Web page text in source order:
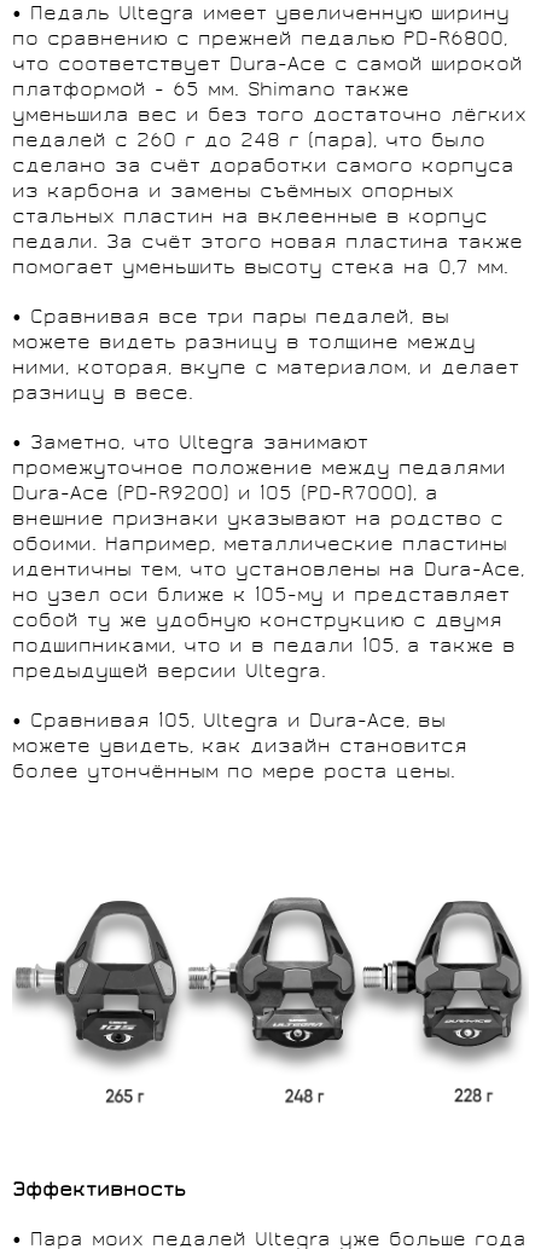
• Педаль Ultegra имеет увеличенную ширину
по сравнению с прежней педалью PD-R6800,
что соответствует Dura-Ace с самой широкой
платформой - 65 мм. Shimano также
уменьшила вес и без того достаточно лёгких
педалей с 260 г до 248 г (пара), что было
сделано за счёт доработки самого корпуса
из карбона и замены съёмных опорных
стальных пластин на вклеенные в корпус
педали. За счёт этого новая пластина также
помогает уменьшить высоту стека на 0,7 мм.
• Сравнивая все три пары педалей, вы
можете видеть разницу в толщине между
ними, которая, вкупе с материалом, и делает
разницу в весе.
• Заметно, что Ultegra занимают
промежуточное положение между педалями
Dura-Ace (PD-R9200) и 105 (PD-R7000), а
внешние признаки указывают на родство с
обоими. Например, металлические пластины
идентичны тем, что установлены на Dura-Ace,
но узел оси ближе к 105-му и представляет
собой ту же удобную конструкцию с двумя
подшипниками, что и в педали 105, а также в
предыдущей версии Ultegra.
• Сравнивая 105, Ultegra и Dura-Ace, вы
можете увидеть, как дизайн становится
более утончённым по мере роста цены.
Эффективность
• Пара моих педалей Ultegra уже больше года